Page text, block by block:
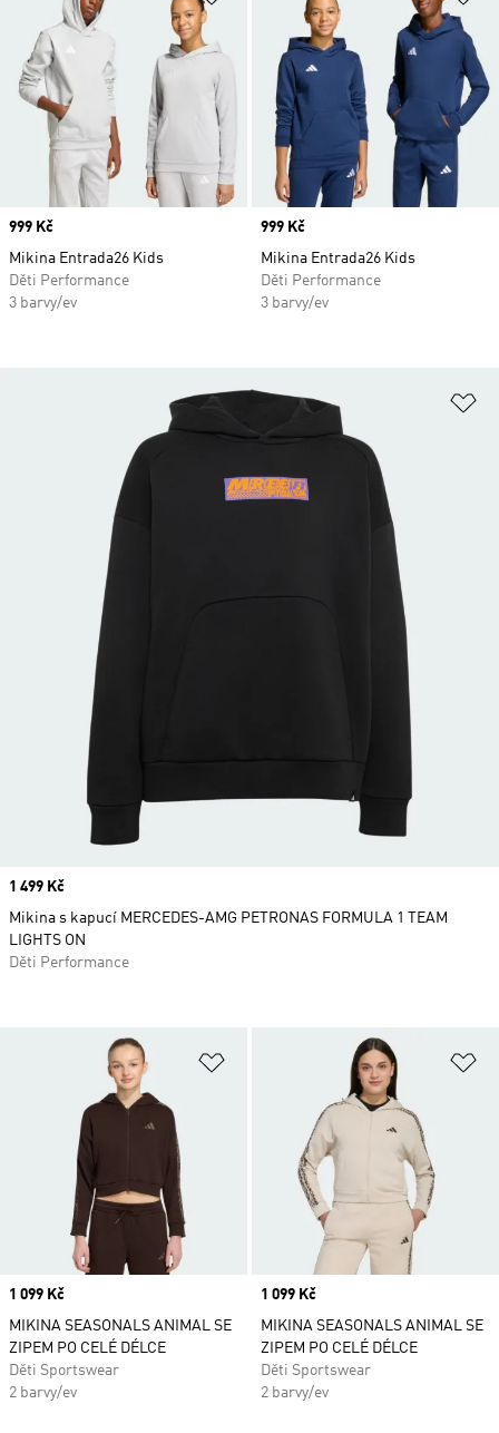
Price
999 Kč
Mikina Entrada26 Kids
Děti Performance
3 barvy/ev
Price
999 Kč
Mikina Entrada26 Kids
Děti Performance
3 barvy/ev
Přidat do seznamu přání
Price
1 099 Kč
MIKINA SEASONALS ANIMAL SE
ZIPEM PO CELÉ DÉLCE
Děti Sportswear
2 barvy/ev
Price
1 099 Kč
MIKINA SEASONALS ANIMAL SE
ZIPEM PO CELÉ DÉLCE
Děti Sportswear
2 barvy/ev
Price
1 499 Kč
Mikina s kapucí MERCEDES-AMG PETRONAS FORMULA 1 TEAM
LIGHTS ON
Děti Performance